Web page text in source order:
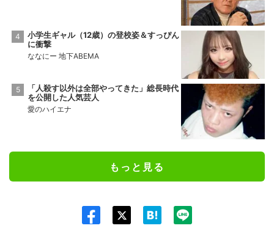
小学生ギャル（12歳）の登校姿＆すっぴん
に衝撃
ななにー 地下ABEMA
「人殺す以外は全部やってきた」総長時代
を公開した人気芸人
愛のハイエナ
もっと見る